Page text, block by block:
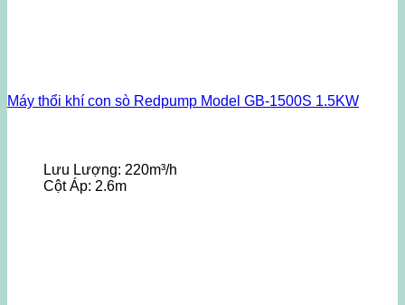
Máy thổi khí con sò Redpump Model GB-1500S 1.5KW
Lưu Lượng: 220m³/h
Cột Áp: 2.6m